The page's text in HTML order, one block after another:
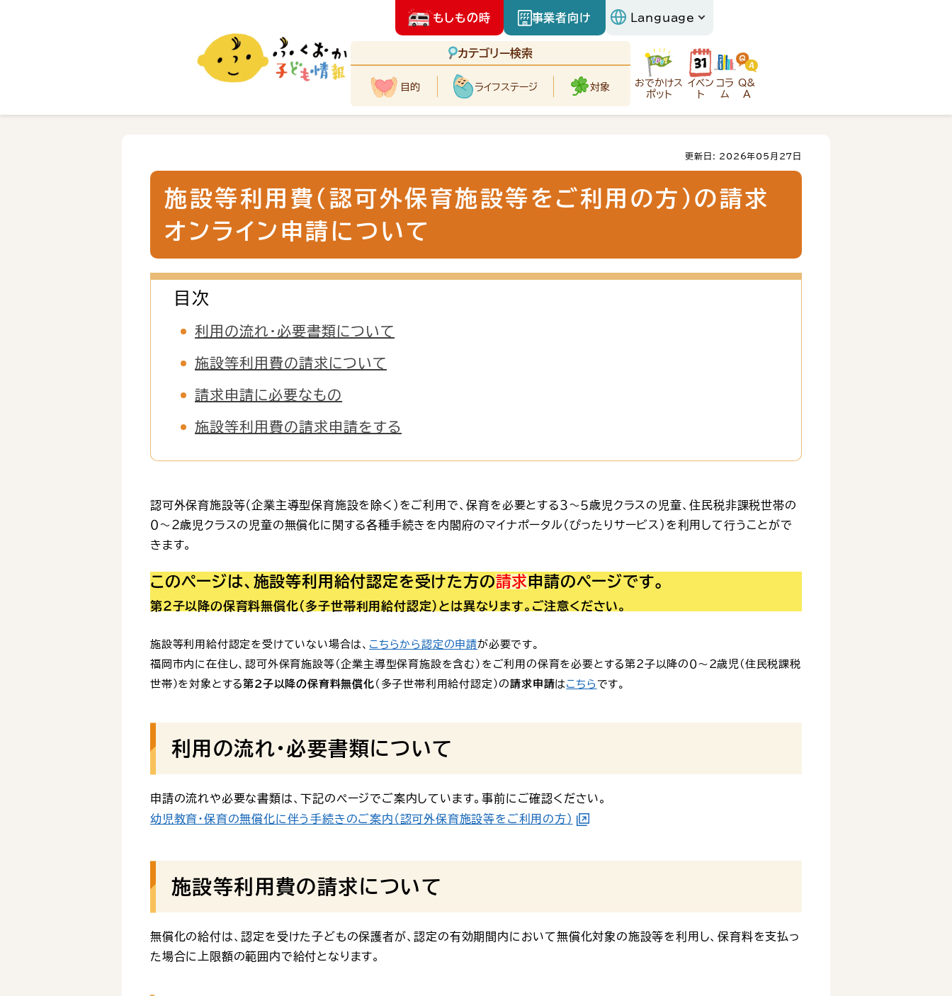
もしもの時 事業者向け
カテゴリー検索
目的 ライフステージ 対象
おでかけス
ポット
イベン
ト
コラ
ム
Q&
A
更新日: 2026年05月27日
施設等利用費（認可外保育施設等をご利用の方）の請求
オンライン申請について
目次
利用の流れ・必要書類について
施設等利用費の請求について
請求申請に必要なもの
施設等利用費の請求申請をする
認可外保育施設等（企業主導型保育施設を除く）をご利用で、保育を必要とする３～５歳児クラスの児童、住民税非課税世帯の
０～２歳児クラスの児童の無償化に関する各種手続きを内閣府のマイナポータル（ぴったりサービス）を利用して行うことがで
きます。
このページは、施設等利用給付認定を受けた方の請求申請のページです。
第２子以降の保育料無償化（多子世帯利用給付認定）とは異なります。ご注意ください。
施設等利用給付認定を受けていない場合は、 こちらから認定の申請が必要です。
福岡市内に在住し、認可外保育施設等（企業主導型保育施設を含む）をご利用の保育を必要とする第２子以降の０～２歳児(住民税課税
世帯)を対象とする第２子以降の保育料無償化 （多子世帯利用給付認定）の請求申請は こちら です。
利用の流れ・必要書類について
申請の流れや必要な書類は、下記のページでご案内しています。事前にご確認ください。
幼児教育・保育の無償化に伴う手続きのご案内（認可外保育施設等をご利用の方）
施設等利用費の請求について
無償化の給付は、認定を受けた子どもの保護者が、認定の有効期間内において無償化対象の施設等を利用し、保育料を支払っ
た場合に上限額の範囲内で給付となります。